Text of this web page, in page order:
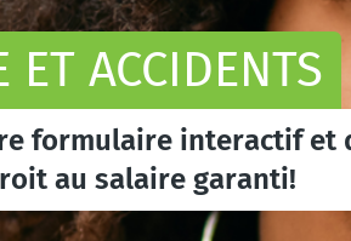
ET ACCIDENTS
formulaire interactif et
au salaire garanti!